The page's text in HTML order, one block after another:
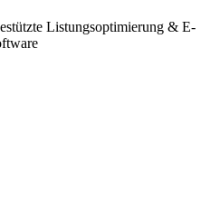
Listungsoptimierung & E-